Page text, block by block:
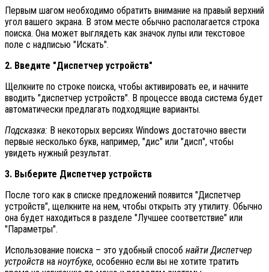
Первым шагом необходимо обратить внимание на правый верхний
угол вашего экрана. В этом месте обычно располагается строка
поиска. Она может выглядеть как значок лупы или текстовое
поле с надписью "Искать".
2. Введите "Диспетчер устройств"
Щелкните по строке поиска, чтобы активировать ее, и начните
вводить "диспетчер устройств". В процессе ввода система будет
автоматически предлагать подходящие варианты.
Подсказка: В некоторых версиях Windows достаточно ввести
первые несколько букв, например, "дис" или "дисп", чтобы
увидеть нужный результат.
3. Выберите Диспетчер устройств
После того как в списке предложений появится "Диспетчер
устройств", щелкните на нем, чтобы открыть эту утилиту. Обычно
она будет находиться в разделе "Лучшее соответствие" или
"Параметры".
Использование поиска – это удобный способ найти Диспетчер
устройств на ноутбуке, особенно если вы не хотите тратить